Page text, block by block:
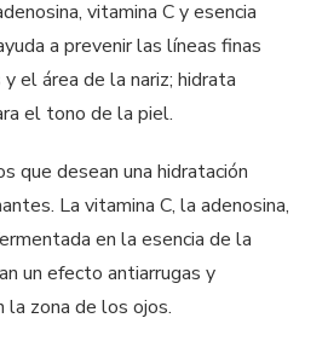
vitamina C y esencia
a prevenir las líneas finas
el área de la nariz; hidrata
el tono de la piel.
que desean una hidratación
La vitamina C, la adenosina,
en la esencia de la
un efecto antiarrugas y
la zona de los ojos.